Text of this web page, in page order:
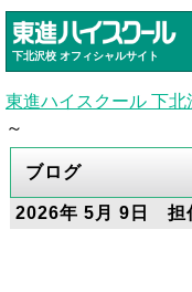
下北沢校 オフィシャルサイト
東進ハイスクール 下北
～
ブログ
2026年 5月 9日 担